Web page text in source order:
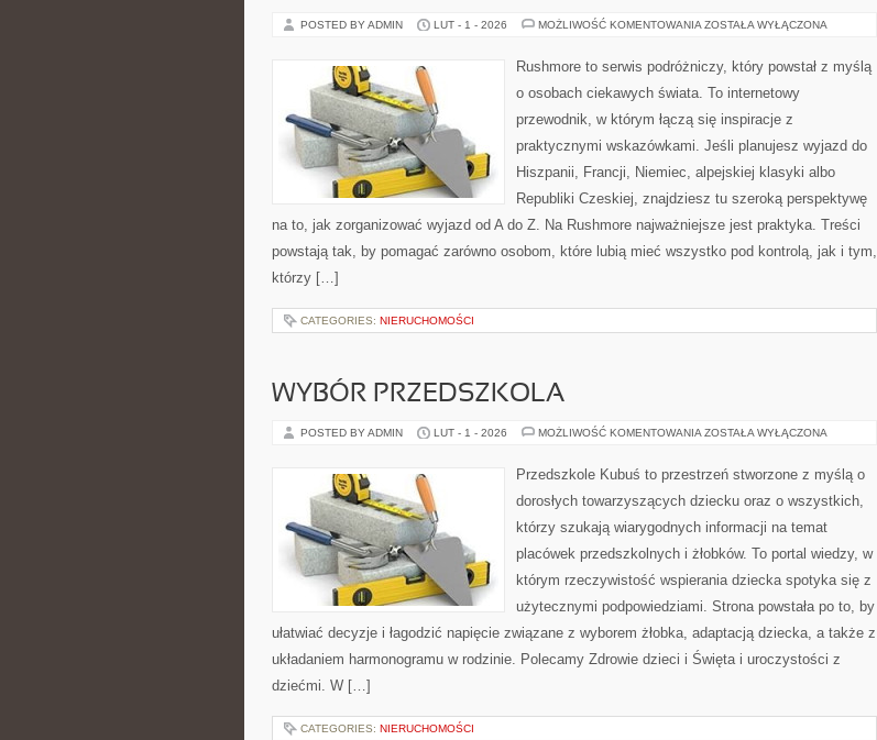
POSTED BY ADMIN LUT - 1 - 2026 MOŻLIWOŚĆ KOMENTOWANIA NIEMCY
ZOSTAŁA WYŁĄCZONA
Rushmore to serwis podróżniczy, który powstał z myślą
o osobach ciekawych świata. To internetowy
przewodnik, w którym łączą się inspiracje z
praktycznymi wskazówkami. Jeśli planujesz wyjazd do
Hiszpanii, Francji, Niemiec, alpejskiej klasyki albo
Republiki Czeskiej, znajdziesz tu szeroką perspektywę
na to, jak zorganizować wyjazd od A do Z. Na Rushmore najważniejsze jest praktyka. Treści
powstają tak, by pomagać zarówno osobom, które lubią mieć wszystko pod kontrolą, jak i tym,
którzy […]
CATEGORIES: NIERUCHOMOŚCI
WYBÓR PRZEDSZKOLA
POSTED BY ADMIN LUT - 1 - 2026 MOŻLIWOŚĆ KOMENTOWANIA WYBÓR
ZOSTAŁA WYŁĄCZONA
Przedszkole Kubuś to przestrzeń stworzone z myślą o
dorosłych towarzyszących dziecku oraz o wszystkich,
którzy szukają wiarygodnych informacji na temat
placówek przedszkolnych i żłobków. To portal wiedzy, w
którym rzeczywistość wspierania dziecka spotyka się z
użytecznymi podpowiedziami. Strona powstała po to, by
ułatwiać decyzje i łagodzić napięcie związane z wyborem żłobka, adaptacją dziecka, a także z
układaniem harmonogramu w rodzinie. Polecamy Zdrowie dzieci i Święta i uroczystości z
dziećmi. W […]
CATEGORIES: NIERUCHOMOŚCI